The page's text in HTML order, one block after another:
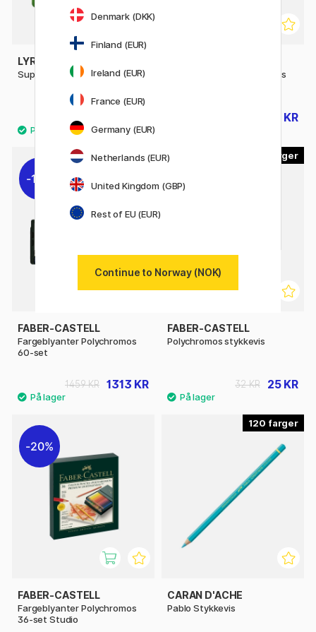
LYRA
Super Ferby 18-set
Fargeblyanter Polychromos
2429 KR
10%
FABER-CASTELL
Fargeblyanter Polychromos
60-set
1313 KR
1459 KR
FABER-CASTELL
Polychromos stykkevis
25 KR
32 KR
20%
FABER-CASTELL
Fargeblyanter Polychromos
36-set Studio
120
CARAN D'ACHE
Pablo Stykkevis
Denmark (DKK)
Finland (EUR)
Ireland (EUR)
France (EUR)
Germany (EUR)
Netherlands (EUR)
United Kingdom (GBP)
Rest of EU (EUR)
Continue to Norway (NOK)